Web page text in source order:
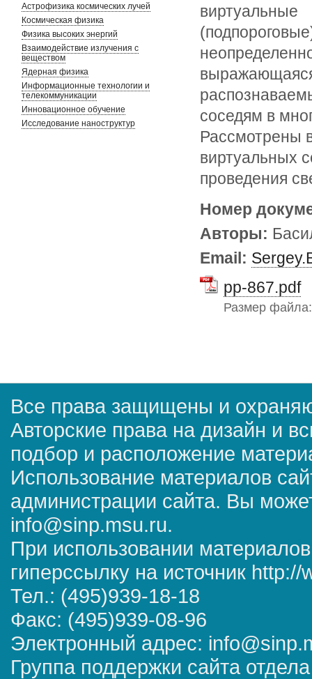
Астрофизика космических лучей
Космическая физика
Физика высоких энергий
Взаимодействие излучения с
веществом
Ядерная физика
Информационные технологии и
телекоммуникации
Инновационное обучение
Исследование наноструктур
виртуальные
соседям в
Рассмотрены
виртуальных
проведения
Номер
Авторы:
Email:
pp-867.pdf
Размер
Все права защищены и
Авторские права на дизайн и
подбор и расположение
Использование материалов
администрации сайта. Вы
info@sinp.msu.ru.
При использовании
гиперссылку на источник
Тел.: (495)939-18-18
Факс: (495)939-08-96
Электронный адрес:
Группа поддержки сайта